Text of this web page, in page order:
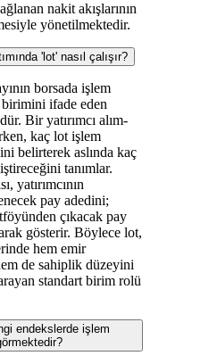
nakit akışlarının
yönetilmektedir.
'lot' nasıl çalışır?
borsada işlem
ifade eden
Bir yatırımcı alım-
kaç lot işlem
belirterek aslında kaç
tanımlar.
yatırımcının
pay adedini;
çıkacak pay
gösterir. Böylece lot,
hem emir
de sahiplik düzeyini
standart birim rolü
endekslerde işlem